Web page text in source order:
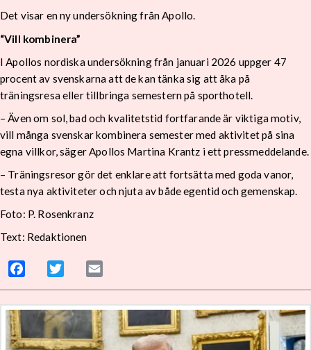
Det visar en ny undersökning från Apollo.
“Vill kombinera”
I Apollos nordiska undersökning från januari 2026 uppger 47
procent av svenskarna att de kan tänka sig att åka på
träningsresa eller tillbringa semestern på sporthotell.
– Även om sol, bad och kvalitetstid fortfarande är viktiga motiv,
vill många svenskar kombinera semester med aktivitet på sina
egna villkor, säger Apollos Martina Krantz i ett pressmeddelande.
– Träningsresor gör det enklare att fortsätta med goda vanor,
testa nya aktiviteter och njuta av både egentid och gemenskap.
Foto: P. Rosenkranz
Text: Redaktionen
Facebook Twitter